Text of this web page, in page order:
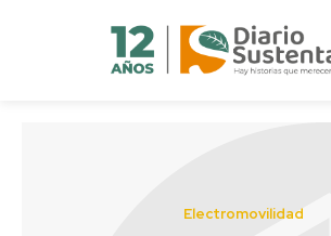
Electromovilidad